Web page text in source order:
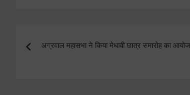
navigation
अग्रवाल महासभा ने किया मेधावी छात्र समारोह का